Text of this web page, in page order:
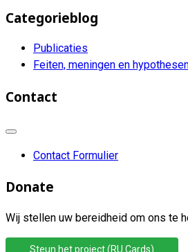
Categorieblog
Publicaties
Feiten, meningen en
Contact
Contact Formulier
Donate
Wij stellen uw bereidheid om ons te
Steun het project (RU Cards)